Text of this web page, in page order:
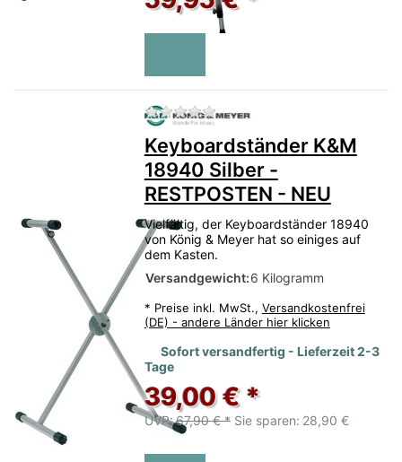
Zu diesem Produkt liegen
Keyboardständer K&M
18940 Silber -
RESTPOSTEN - NEU
Vielfältig, der Keyboardständer 18940
von König & Meyer hat so einiges auf
dem Kasten.
Versandgewicht:6 Kilogramm
* Preise inkl. MwSt., Versandkostenfrei
(DE) - andere Länder hier klicken
Sofort versandfertig - Lieferzeit 2-3
Tage
39,00 € *
UVP:67,90 € * Sie sparen: 28,90 €